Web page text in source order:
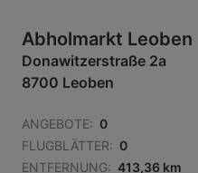
Abholmarkt Leoben
Donawitzerstraße 2a
8700 Leoben
ANGEBOTE: 0
FLUGBLÄTTER: 0
ENTFERNUNG: 413,36 km